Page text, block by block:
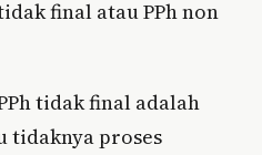
final atau PPh non
tidak final adalah
tidaknya proses